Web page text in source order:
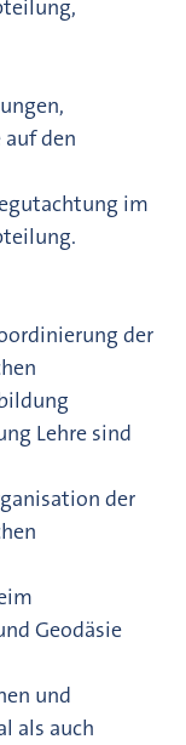
den
im
der
Lehre sind
der
Geodäsie
und
als auch